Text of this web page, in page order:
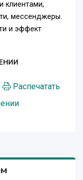
клиентами,
мессенджеры.
и эффект
Распечатать